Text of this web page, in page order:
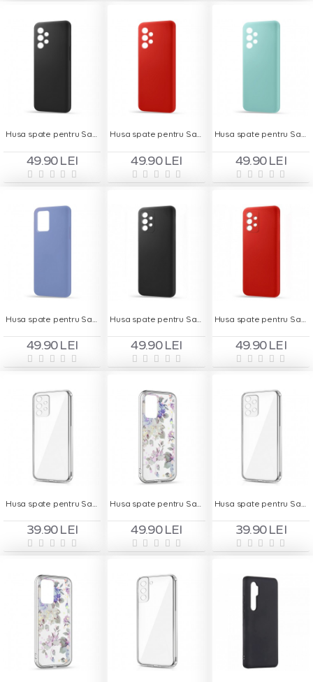
Husa spate pentru Samsung A32 5G - Silicon Line Negru
49.90 LEI
Husa spate pentru Samsung A32 5G - Silicon Line Rosu
49.90 LEI
Husa spate pentru Samsung A32 5G - Silicon Line Turcoaz
49.90 LEI
49.90 LEI 49.90 LEI 49.90 LEI
39.90 LEI 49.90 LEI 39.90 LEI